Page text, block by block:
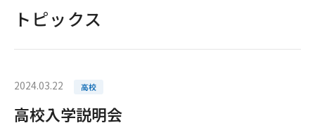
トピックス
2024.03.22 高校
高校入学説明会